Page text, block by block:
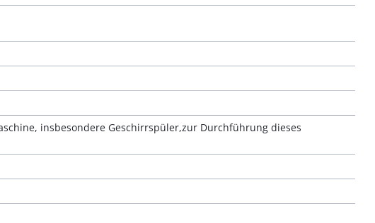
insbesondere Geschirrspüler,zur Durchführung dieses